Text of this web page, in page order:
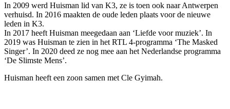
In 2009 werd Huisman lid van K3, ze is toen ook naar Antwerpen
verhuisd. In 2016 maakten de oude leden plaats voor de nieuwe
leden in K3.
In 2017 heeft Huisman meegedaan aan ‘Liefde voor muziek’. In
2019 was Huisman te zien in het RTL 4-programma ‘The Masked
Singer’. In 2020 deed ze nog mee aan het Nederlandse programma
‘De Slimste Mens’.
Huisman heeft een zoon samen met Cle Gyimah.